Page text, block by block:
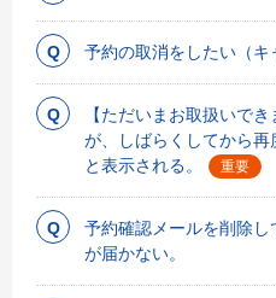
予約の取消をしたい（キ
【ただいまお取扱いで
が、しばらくしてから再
と表示される。
重要
予約確認メールを削除
が届かない。